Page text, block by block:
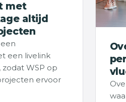
met
altijd
een livelink
zodat WSP op
ervoor